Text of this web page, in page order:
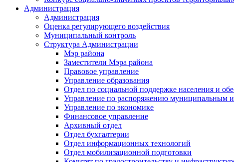
Администрация
Администрация
Оценка регулирующего воздействия
Муниципальный контроль
Структура Администрации
Мэр района
Заместители Мэра района
Правовое управление
Управление образования
Отдел по социальной поддержке населения и
Управление по распоряжению муниципальным
Управление по экономике
Финансовое управление
Архивный отдел
Отдел бухгалтерии
Отдел информационных технологий
Отдел мобилизационной подготовки